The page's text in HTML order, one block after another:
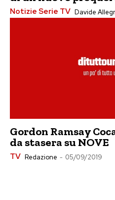
Notizie Serie TV Davide
Gordon Ramsay
da stasera su NOVE
TV Redazione - 05/09/2019